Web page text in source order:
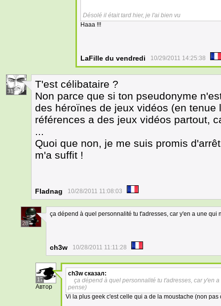
Désolé il était tard hier, je l'ai bien vu
Haaa !!!
LaFille du vendredi 10/29/2011 14:25:38
31
T'est célibataire ?
Non parce que si ton pseudonyme
des héroïnes de jeux vidéos (en
références a des jeux vidéos partout,
...
Quoi que non, je me suis promis
m'a suffit !
Fladnag 10/28/2011 11:08:03
28
ça dépend à quel personnalité tu t'adresses, car y'en a une
ch3w 10/28/2011 11:11:28
17
Автор
ch3wсказал:
ça dépend à quel personnalité tu t'adresses, car y'en
pense)
Vi la plus geek c'est celle qui a de la moustache (non